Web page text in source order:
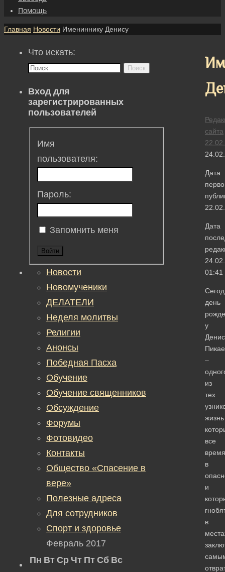
Помощь
Главная Новости Имениннику Денису
сайта
Дата
Дата
01:41
день
у
–
из
тех
жизнь
все
время
в
и
в
Что искать:
Поиск
Вход для
зарегистрированных
пользователей
Имя
пользователя:
Пароль:
Запомнить меня
Войти
Новости
Новомученики
ДЕЛАТЕЛИ
Неделя молитвы
Религии
Анонсы
Победная Пасха
Обучение
Обучение священников
Обсуждение
Форумы
Фотовидео
Контакты
Общество «Спасение в
вере»
Полезные адреса
Для сотрудников
Спорт и здоровье
Февраль 2017
Пн Вт Ср Чт Пт Сб Вс